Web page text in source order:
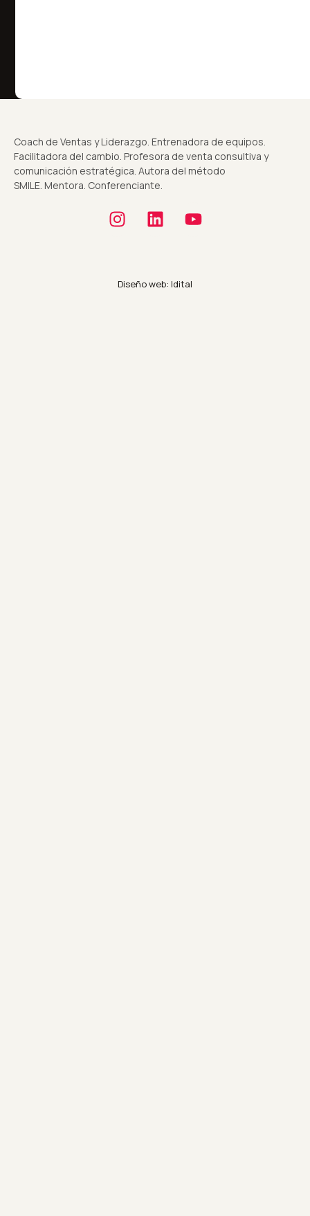
Coach de Ventas y Liderazgo. Entrenadora de equipos.
Facilitadora del cambio. Profesora de venta consultiva y
comunicación estratégica. Autora del método
SMILE. Mentora. Conferenciante.
Diseño web: Idital